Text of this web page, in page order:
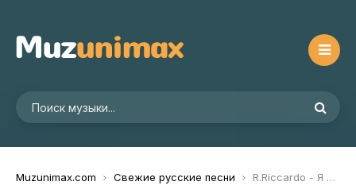
Muzunimax.com Свежие русские песни R.Riccardo - Я к тебе лечу по знакомой дороге